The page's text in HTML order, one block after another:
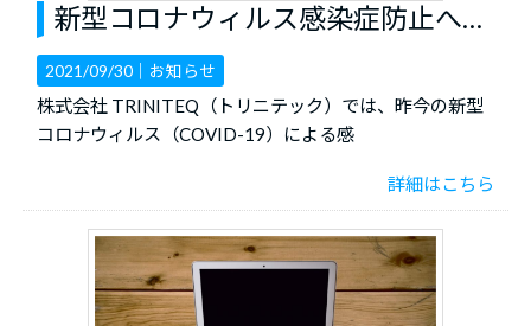
新型コロナウィルス感染症防止への対応
2021/09/30｜ お知らせ
株式会社 TRINITEQ（トリニテック）では、昨今の新型
コロナウィルス（COVID-19）による感
詳細はこちら